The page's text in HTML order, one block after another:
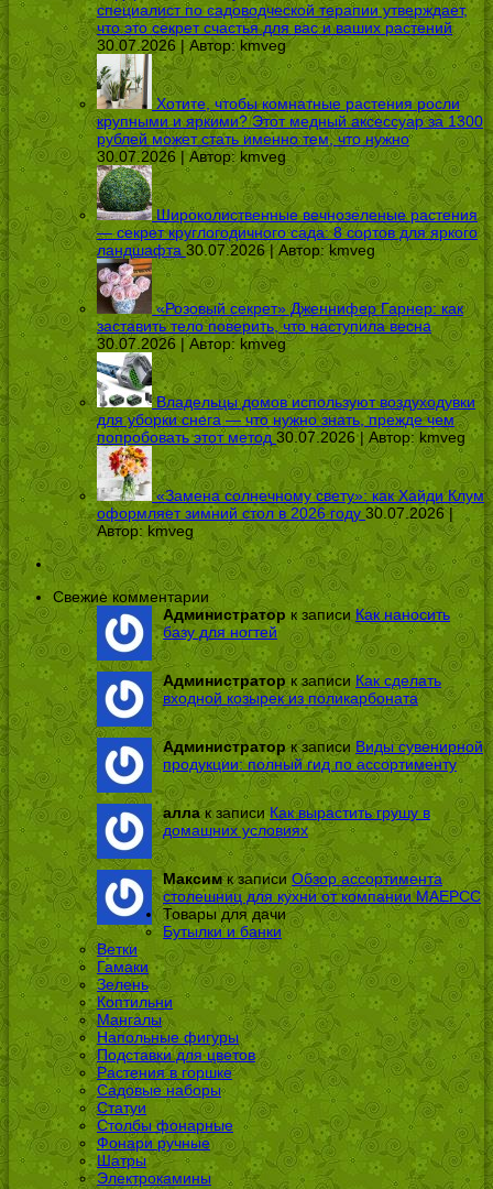
специалист по садоводческой терапии утверждает,
что это секрет счастья для вас и ваших растений
30.07.2026 | Автор:kmveg
Хотите, чтобы комнатные растения росли
крупными и яркими? Этот медный аксессуар за 1300
рублей может стать именно тем, что нужно
30.07.2026 | Автор: kmveg
Широколиственные вечнозеленые растения
— секрет круглогодичного сада: 8 сортов для яркого
ландшафта 30.07.2026 | Автор:kmveg
«Розовый секрет» Дженнифер Гарнер: как
заставить тело поверить, что наступила весна
30.07.2026 | Автор: kmveg
Владельцы домов используют воздуходувки
для уборки снега — что нужно знать, прежде чем
попробовать этот метод 30.07.2026 | Автор: kmveg
«Замена солнечному свету»: как Хайди Клум
оформляет зимний стол в 2026 году 30.07.2026 |
Автор: kmveg
Свежие комментарии
Администраторк записиКак наносить
базу для ногтей
Администраторк записи Как сделать
входной козырек из поликарбоната
Администраторк записи Виды сувенирной
продукции: полный гид по ассортименту
аллак записи Как вырастить грушу в
домашних условиях
Максимк записи Обзор ассортимента
столешниц для кухни от компании МАЕРСС
Товары для дачи
Бутылки и банки
Ветки
Гамаки
Зелень
Коптильни
Мангалы
Напольные фигуры
Подставки для цветов
Растения в горшке
Садовые наборы
Статуи
Столбы фонарные
Фонари ручные
Шатры
Электрокамины